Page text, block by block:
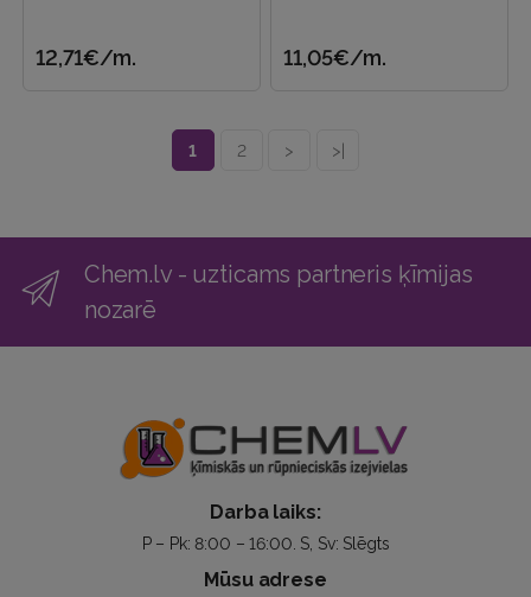
un a..
12,71€/m.
un a..
11,05€/m.
1 2 > >|
Chem.lv - uzticams partneris ķīmijas
nozarē
Darba laiks:
P – Pk: 8:00 – 16:00. S, Sv: Slēgts
Mūsu adrese